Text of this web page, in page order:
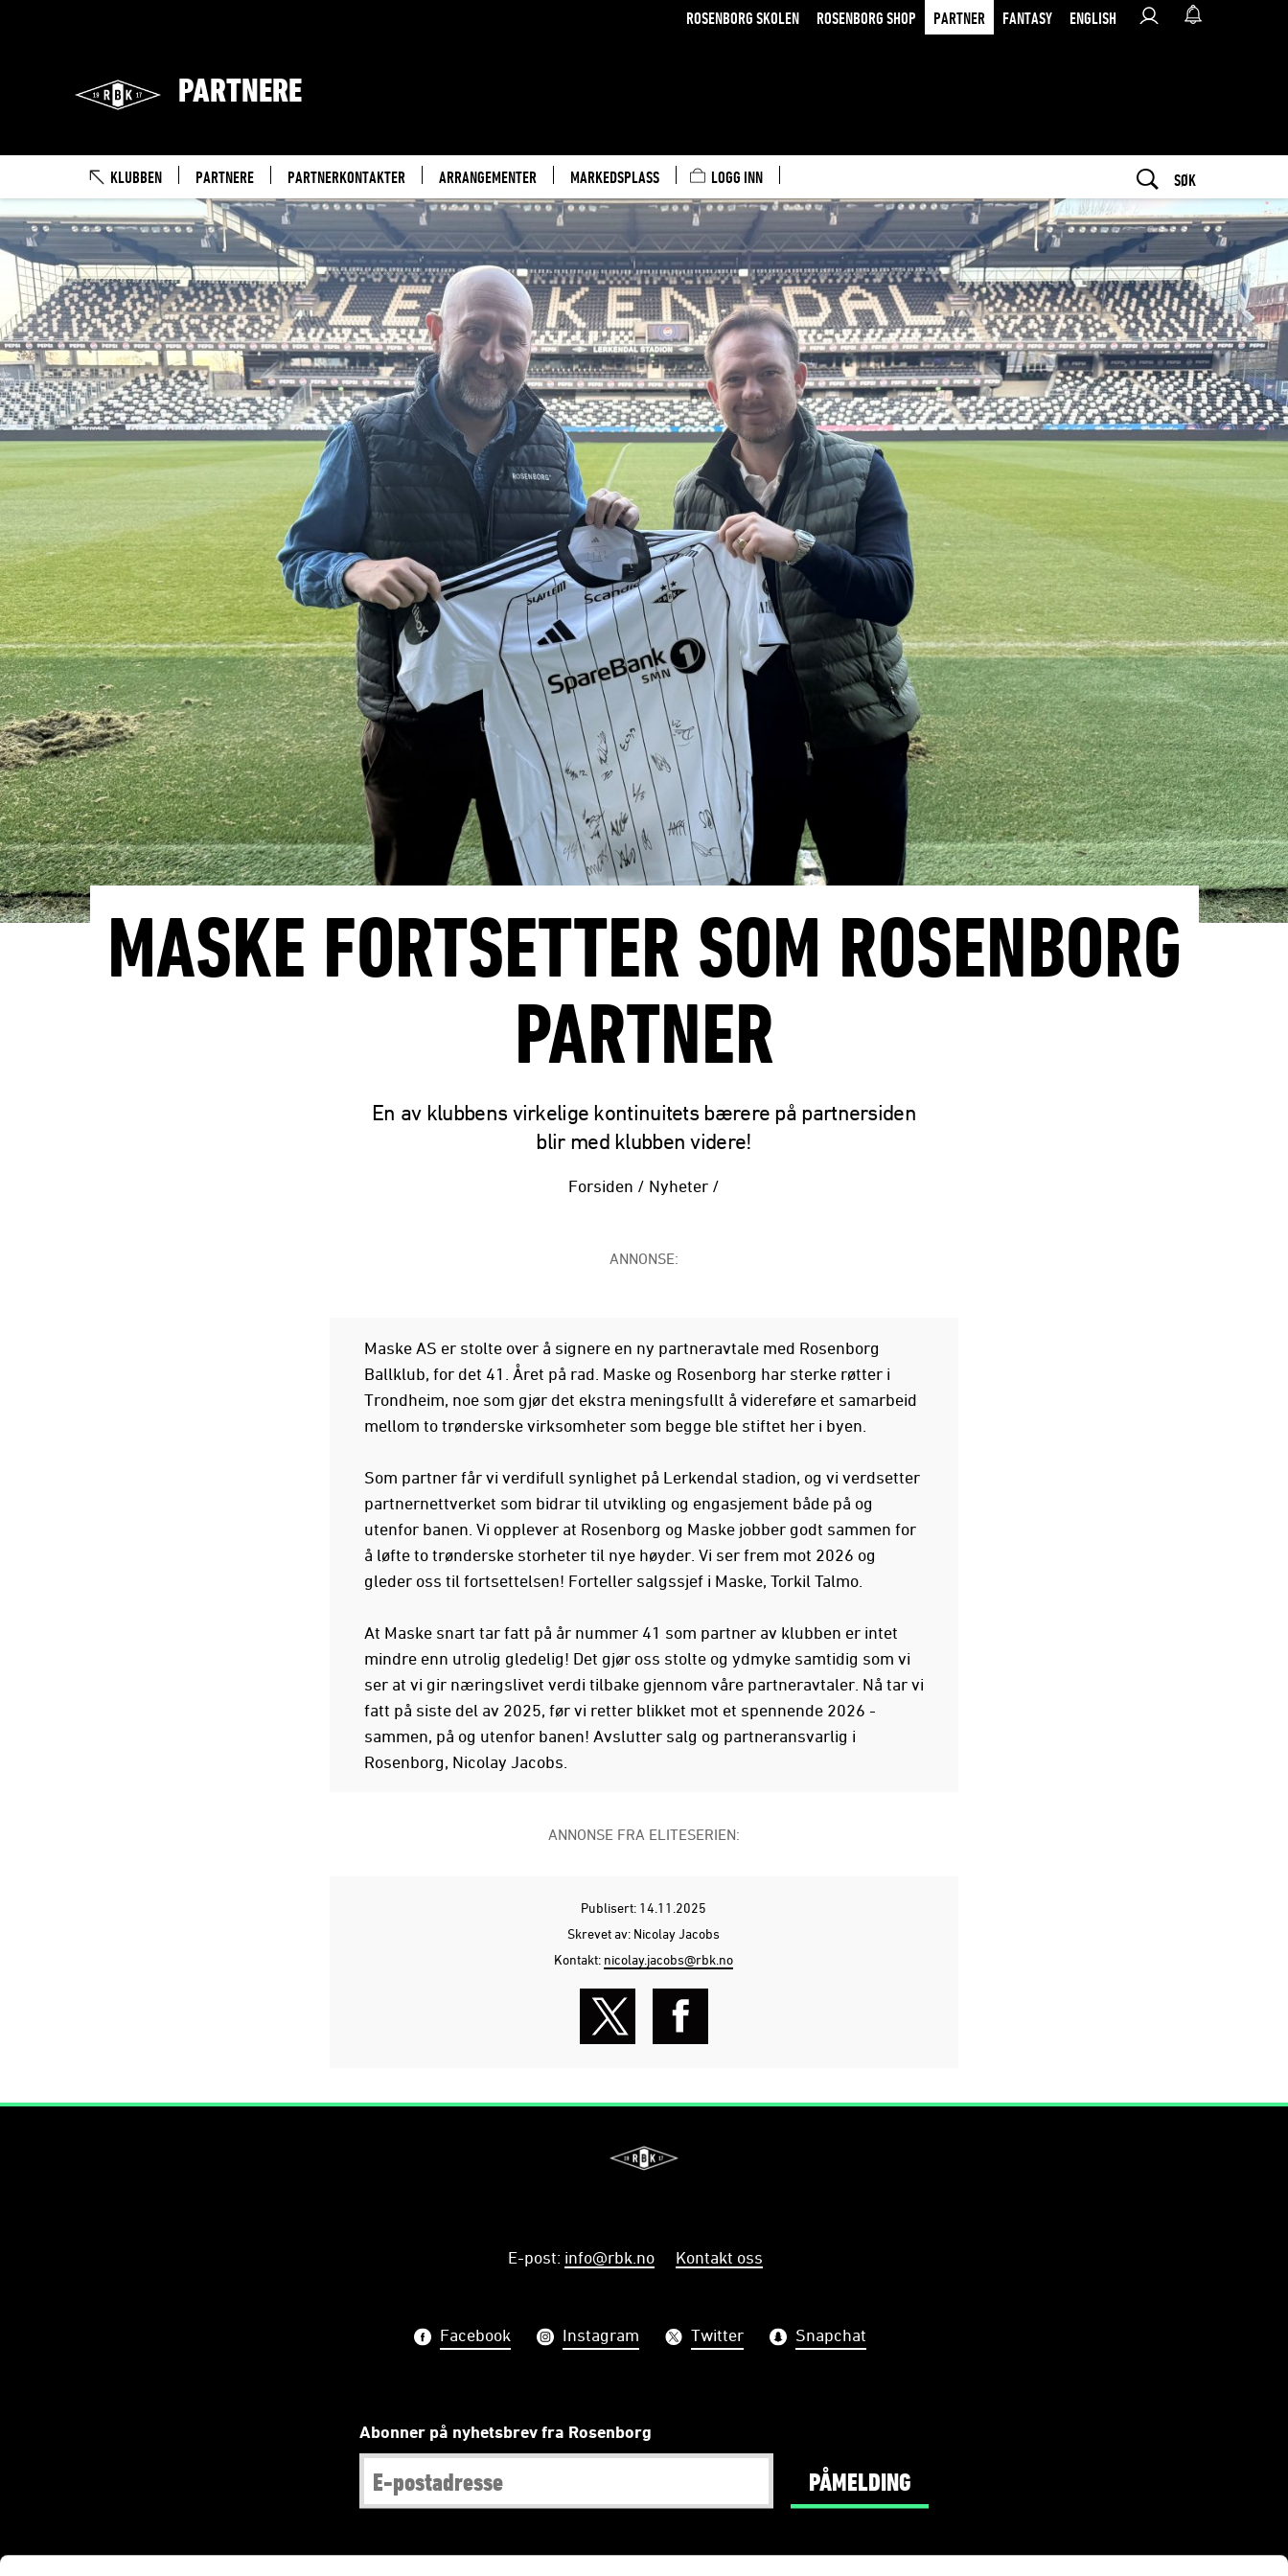
ROSENBORG SKOLEN ROSENBORG SHOP PARTNER FANTASY ENGLISH
PARTNERE
KLUBBEN PARTNERE PARTNERKONTAKTER ARRANGEMENTER MARKEDSPLASS LOGG INN SØK
MASKE FORTSETTER SOM ROSENBORG
PARTNER
En av klubbens virkelige kontinuitets bærere på partnersiden
blir med klubben videre!
Forsiden / Nyheter /
ANNONSE:
Maske AS er stolte over å signere en ny partneravtale med Rosenborg
Ballklub, for det 41. Året på rad. Maske og Rosenborg har sterke røtter i
Trondheim, noe som gjør det ekstra meningsfullt å videreføre et samarbeid
mellom to trønderske virksomheter som begge ble stiftet her i byen.
Som partner får vi verdifull synlighet på Lerkendal stadion, og vi verdsetter
partnernettverket som bidrar til utvikling og engasjement både på og
utenfor banen. Vi opplever at Rosenborg og Maske jobber godt sammen for
å løfte to trønderske storheter til nye høyder. Vi ser frem mot 2026 og
gleder oss til fortsettelsen! Forteller salgssjef i Maske, Torkil Talmo.
At Maske snart tar fatt på år nummer 41 som partner av klubben er intet
mindre enn utrolig gledelig! Det gjør oss stolte og ydmyke samtidig som vi
ser at vi gir næringslivet verdi tilbake gjennom våre partneravtaler. Nå tar vi
fatt på siste del av 2025, før vi retter blikket mot et spennende 2026 -
sammen, på og utenfor banen! Avslutter salg og partneransvarlig i
Rosenborg, Nicolay Jacobs.
ANNONSE FRA ELITESERIEN:
Publisert: 14.11.2025
Skrevet av: Nicolay Jacobs
Kontakt: nicolay.jacobs@rbk.no
E-post: info@rbk.no Kontakt oss
Facebook Instagram Twitter Snapchat
Abonner på nyhetsbrev fra Rosenborg
PÅMELDING